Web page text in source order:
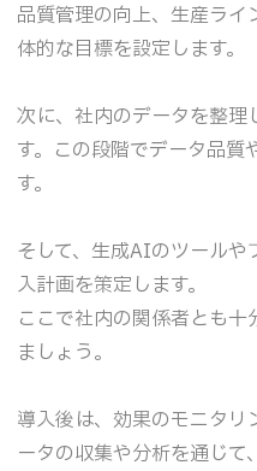
品質管理の向上、生産ラ
体的な目標を設定します。
次に、社内のデータを整
す。この段階でデータ品質
す。
そして、生成AIのツールや
入計画を策定します。
ここで社内の関係者とも
ましょう。
導入後は、効果のモニタ
ータの収集や分析を通じ